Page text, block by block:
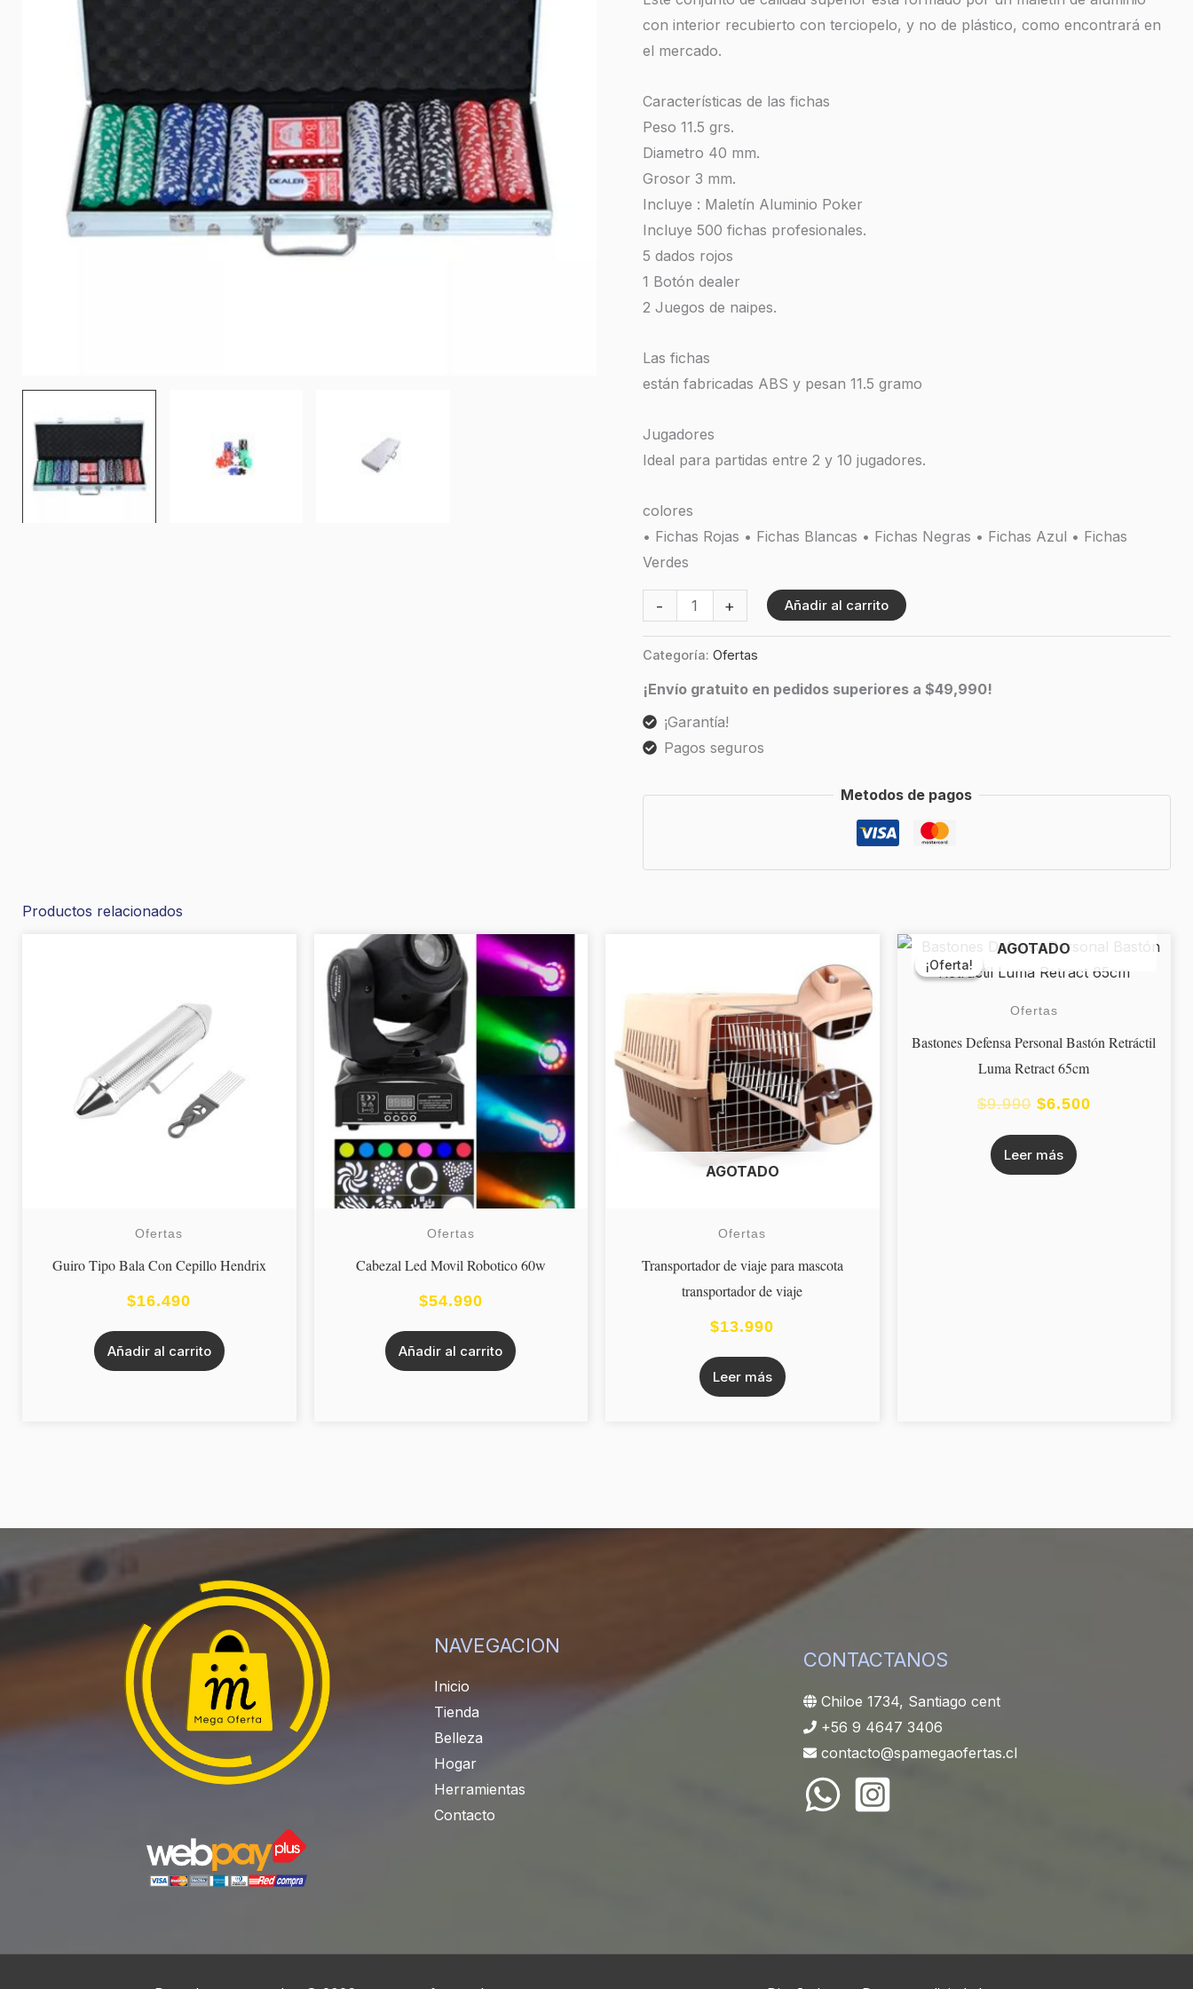
con interior recubierto con terciopelo, y no de plástico, como encontrará en
el mercado.
Características de las fichas
Peso 11.5 grs.
Diametro 40 mm.
Grosor 3 mm.
Incluye : Maletín Aluminio Poker
Incluye 500 fichas profesionales.
5 dados rojos
1 Botón dealer
2 Juegos de naipes.
Las fichas
están fabricadas ABS y pesan 11.5 gramo
Jugadores
Ideal para partidas entre 2 y 10 jugadores.
colores
• Fichas Rojas • Fichas Blancas • Fichas Negras • Fichas Azul • Fichas
Verdes
-
Aluminio
cantidad
+ Añadir al carrito
Categoría: Ofertas
¡Envío gratuito en pedidos superiores a $49,990!
¡Garantía!
Pagos seguros
Metodos de pagos
Productos relacionados
Ofertas
Guiro Tipo Bala Con Cepillo Hendrix
$16.490
Añadir al carrito
Ofertas
Cabezal Led Movil Robotico 60w
$54.990
Añadir al carrito
AGOTADO
Ofertas
Transportador de viaje para mascota
transportador de viaje
$13.990
Leer más
¡Oferta!
AGOTADO
¡Oferta!
Ofertas
Bastones Defensa Personal Bastón Retráctil
Luma Retract 65cm
$9.990
EL
PRECIO
ORIGINAL
ERA:
$9.990.
$6.500
EL
PRECIO
ES:
Leer más
NAVEGACION
Inicio
Tienda
Belleza
Hogar
Herramientas
Contacto
CONTACTANOS
Chiloe 1734, Santiago cent
+56 9 4647 3406
contacto@spamegaofertas.cl